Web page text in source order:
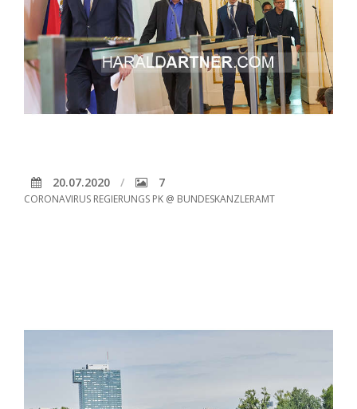
20.07.2020 7
CORONAVIRUS REGIERUNGS PK @ BUNDESKANZLERAMT